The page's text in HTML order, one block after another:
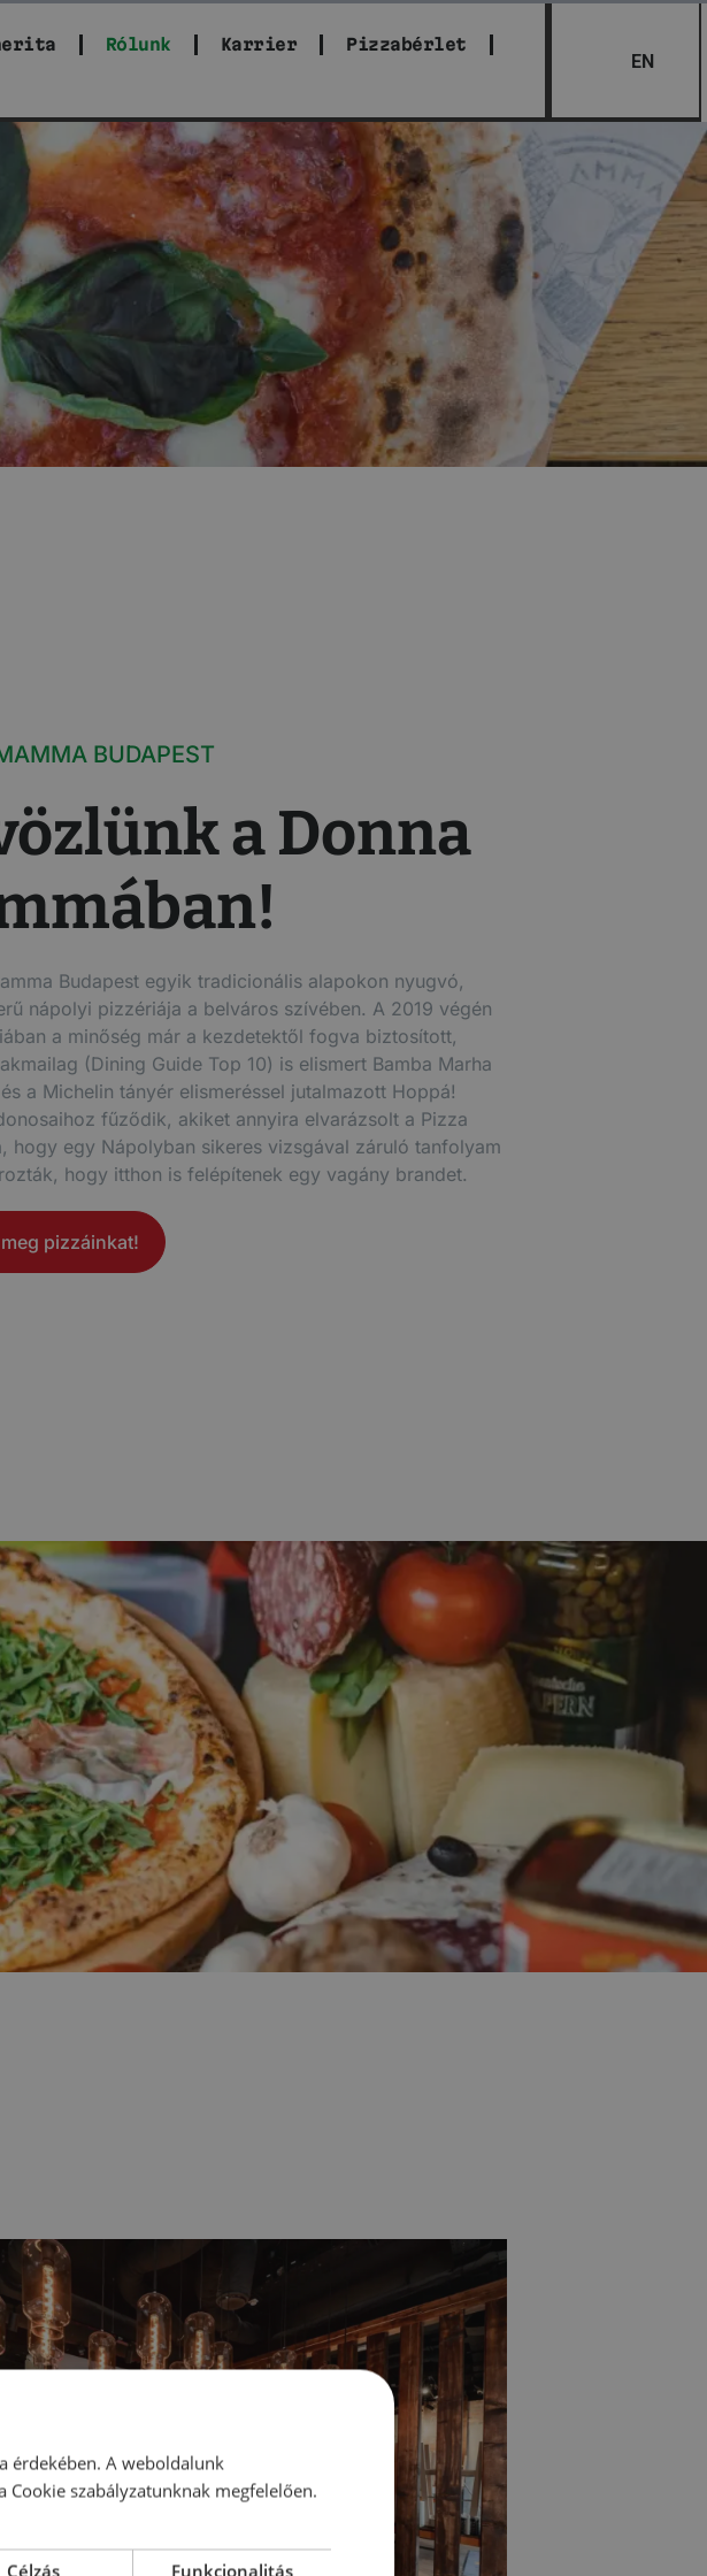
Rólunk Karrier
Pizzabérlet
EN
BUDAPEST
a Donna
Budapest egyik tradicionális alapokon nyugvó,
nápolyi pizzériája a belváros szívében. A 2019 végén
a minőség már a kezdetektől fogva biztosított,
(Dining Guide Top 10) is elismert Bamba Marha
a Michelin tányér elismeréssel jutalmazott Hoppá!
fűződik, akiket annyira elvarázsolt a Pizza
hogy egy Nápolyban sikeres vizsgával záruló tanfolyam
hogy itthon is felépítenek egy vagány brandet.
pizzáinkat!
érdekében. A weboldalunk
Cookie szabályzatunknak megfelelően.
Célzás Funkcionalitás